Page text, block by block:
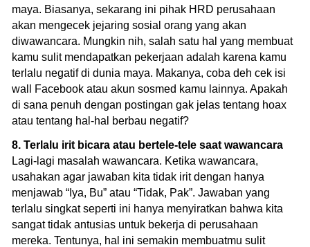
maya. Biasanya, sekarang ini pihak HRD perusahaan
akan mengecek jejaring sosial orang yang akan
diwawancara. Mungkin nih, salah satu hal yang membuat
kamu sulit mendapatkan pekerjaan adalah karena kamu
terlalu negatif di dunia maya. Makanya, coba deh cek isi
wall Facebook atau akun sosmed kamu lainnya. Apakah
di sana penuh dengan postingan gak jelas tentang hoax
atau tentang hal-hal berbau negatif?
8. Terlalu irit bicara atau bertele-tele saat wawancara
Lagi-lagi masalah wawancara. Ketika wawancara,
usahakan agar jawaban kita tidak irit dengan hanya
menjawab “Iya, Bu” atau “Tidak, Pak”. Jawaban yang
terlalu singkat seperti ini hanya menyiratkan bahwa kita
sangat tidak antusias untuk bekerja di perusahaan
mereka. Tentunya, hal ini semakin membuatmu sulit